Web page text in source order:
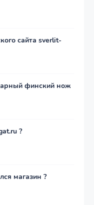
сайта sverlit-
финский нож
?
магазин ?